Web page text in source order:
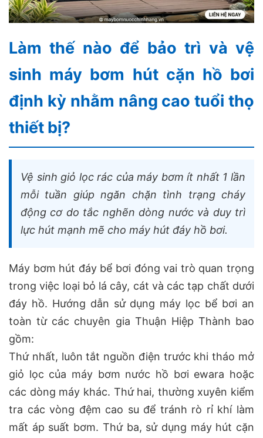
Làm thế nào để bảo trì và vệ
sinh máy bơm hút cặn hồ bơi
định kỳ nhằm nâng cao tuổi thọ
thiết bị?
Vệ sinh giỏ lọc rác của máy bơm ít nhất 1 lần
mỗi tuần giúp ngăn chặn tình trạng cháy
động cơ do tắc nghẽn dòng nước và duy trì
lực hút mạnh mẽ cho máy hút đáy hồ bơi.
Máy bơm hút đáy bể bơi đóng vai trò quan trọng
trong việc loại bỏ lá cây, cát và các tạp chất dưới
đáy hồ. Hướng dẫn sử dụng máy lọc bể bơi an
toàn từ các chuyên gia Thuận Hiệp Thành bao
gồm:
Thứ nhất, luôn tắt nguồn điện trước khi tháo mở
giỏ lọc của máy bơm nước hồ bơi ewara hoặc
các dòng máy khác. Thứ hai, thường xuyên kiểm
tra các vòng đệm cao su để tránh rò rỉ khí làm
mất áp suất bơm. Thứ ba, sử dụng máy hút cặn